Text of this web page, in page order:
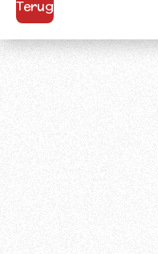
Terug